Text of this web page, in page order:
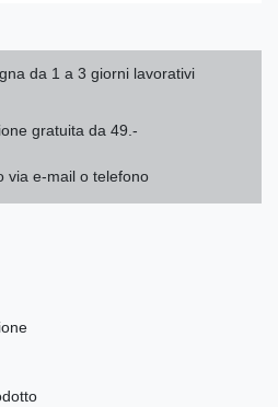
da 1 a 3 giorni lavorativi
gratuita da 49.-
via e-mail o telefono